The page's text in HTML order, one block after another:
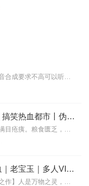
语音合成要求不高可以听听语音合成要求不高可以听听语音合成要求不高可以听听
第九特区丨头陀渊演播丨搞笑热血都市丨伪戒丨VIP免费多人有声剧
【内容简介】灾变过后，大地满目疮痍。粮食匮乏，资源紧俏，局势混乱……一位从待规划区杀出来的青年，背对着漫天黄沙，孤身来到九区谋生，却不曾想偶然结识三五好友，一念...
蛊真人｜大爱仙尊｜热血｜老宝玉｜多人VIP免费有声剧
内容简介【黑暗文反派流封神之作】人是万物之灵，蛊是天地真精。一个穿越者不断重生的故事。一个养蛊、炼蛊、用蛊的奇特世界。配音组（男角色）老宝玉旁白...